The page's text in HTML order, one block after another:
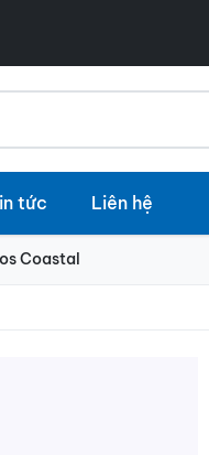
tức Liên hệ
Coastal